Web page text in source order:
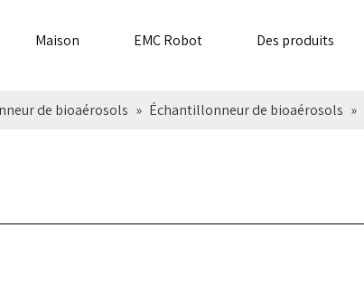
Maison EMC Robot Des produits
de bioaérosols » Échantillonneur de bioaérosols »